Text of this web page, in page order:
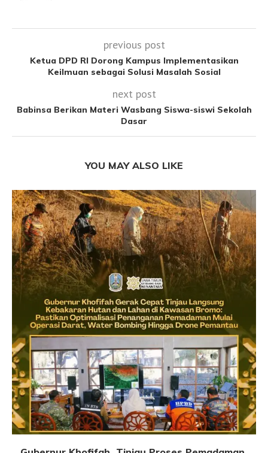
previous post
Ketua DPD RI Dorong Kampus Implementasikan
Keilmuan sebagai Solusi Masalah Sosial
next post
Babinsa Berikan Materi Wasbang Siswa-siswi Sekolah
Dasar
YOU MAY ALSO LIKE